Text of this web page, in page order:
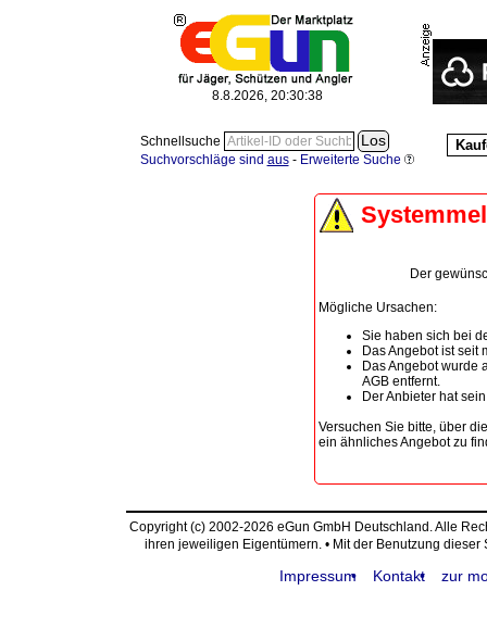
8.8.2026, 20:30:38
Schnellsuche
Suchvorschläge sind aus- Erweiterte Suche
Der
Mögliche Ursachen:
Sie haben sich bei
Das Angebot ist seit
Das Angebot wurde
AGB entfernt.
Der Anbieter hat
Versuchen Sie bitte, über
ein ähnliches Angebot zu
Copyright (c) 2002-2026 eGun GmbH Deutschland. Alle
ihren jeweiligen Eigentümern. • Mit der Benutzung
Impressum Kontakt zur